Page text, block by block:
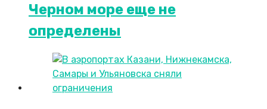
Черном море еще не
определены